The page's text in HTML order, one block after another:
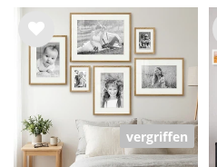
Wu
nsc
hlist
vergriffen